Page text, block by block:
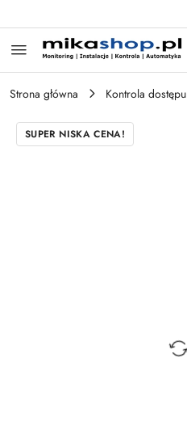
Strona główna Kontrola dostępu
SUPER NISKA CENA!